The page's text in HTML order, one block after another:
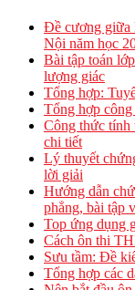
Đề cương giữa
Nội năm học
Bài tập toán
lượng giác
Tổng hợp:
Tổng hợp công
Công thức tính
chi tiết
Lý thuyết
lời giải
Hướng dẫn
phẳng, bài tập
Top ứng dụng
Cách ôn thi
Sưu tầm: Đề
Tổng hợp các